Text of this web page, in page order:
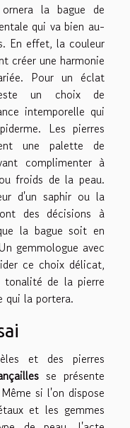
la bague de
qui va bien au-
En effet, la couleur
créer une harmonie
Pour un éclat
un choix de
intemporelle qui
Les pierres
une palette de
complimenter à
froids de la peau.
d'un saphir ou la
des décisions à
la bague soit en
gemmologue avec
ce choix délicat,
de la pierre
qui la portera.
et des pierres
se présente
si l'on dispose
et les gemmes